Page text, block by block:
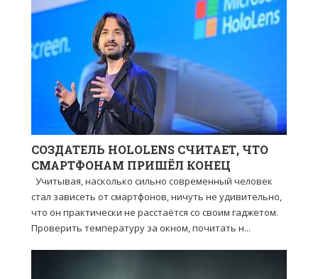
СОЗДАТЕЛЬ HOLOLENS СЧИТАЕТ, ЧТО
СМАРТФОНАМ ПРИШЁЛ КОНЕЦ
Учитывая, насколько сильно современный человек
стал зависеть от смартфонов, ничуть не удивительно,
что он практически не расстаётся со своим гаджетом.
Проверить температуру за окном, почитать н...